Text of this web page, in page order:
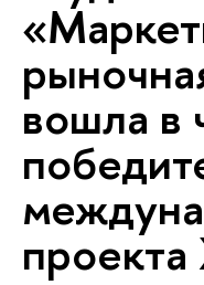
вошла в